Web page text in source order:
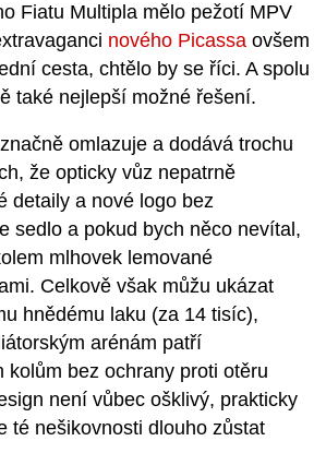
Fiatu Multipla mělo pežotí MPV
nového Picassa ovšem
cesta, chtělo by se říci. A spolu
také nejlepší možné řešení.
omlazuje a dodává trochu
že opticky vůz nepatrně
detaily a nové logo bez
sedlo a pokud bych něco nevítal,
mlhovek lemované
Celkově však můžu ukázat
hnědému laku (za 14 tisíc),
arénám patří
kolům bez ochrany proti otěru
není vůbec ošklivý, prakticky
té nešikovnosti dlouho zůstat